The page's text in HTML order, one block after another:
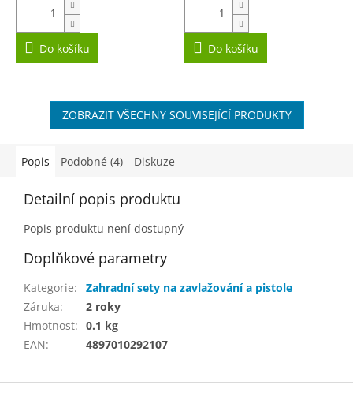
z
hvězdiček.
Do košíku
z
hvězdiček.
Do košíku
ZOBRAZIT VŠECHNY SOUVISEJÍCÍ PRODUKTY
Popis Podobné (4) Diskuze
Detailní popis produktu
Popis produktu není dostupný
Doplňkové parametry
Kategorie:
Zahradní sety na zavlažování a pistole
Záruka:
2 roky
Hmotnost: 0.1 kg
EAN: 4897010292107
Z